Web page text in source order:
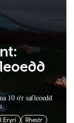
10 o'r safleoedd
Eryri Rhestr